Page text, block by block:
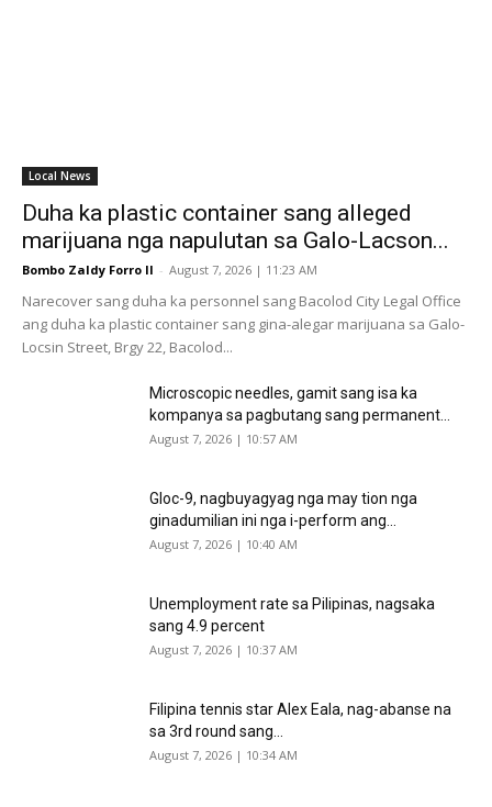
Local News
Duha ka plastic container sang alleged
marijuana nga napulutan sa Galo-Lacson...
Bombo Zaldy Forro II - August 7, 2026 | 11:23 AM
Narecover sang duha ka personnel sang Bacolod City Legal Office
ang duha ka plastic container sang gina-alegar marijuana sa Galo-
Locsin Street, Brgy 22, Bacolod...
Microscopic needles, gamit sang isa ka
kompanya sa pagbutang sang permanent...
August 7, 2026 | 10:57 AM
Gloc-9, nagbuyagyag nga may tion nga
ginadumilian ini nga i-perform ang...
August 7, 2026 | 10:40 AM
Unemployment rate sa Pilipinas, nagsaka
sang 4.9 percent
August 7, 2026 | 10:37 AM
Filipina tennis star Alex Eala, nag-abanse na
sa 3rd round sang...
August 7, 2026 | 10:34 AM